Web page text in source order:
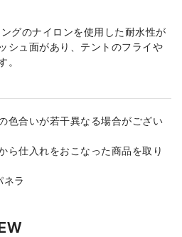
グのナイロンを使用した耐水性が
シュ面があり、テントのフライや
。
色合いが若干異なる場合がござい
ら仕入れをおこなった商品を取り
ラ